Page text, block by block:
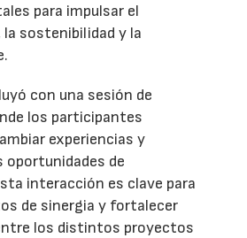
para impulsar el
la sostenibilidad y la
con una sesión de
los participantes
experiencias y
oportunidades de
interacción es clave para
de sinergia y fortalecer
los distintos proyectos